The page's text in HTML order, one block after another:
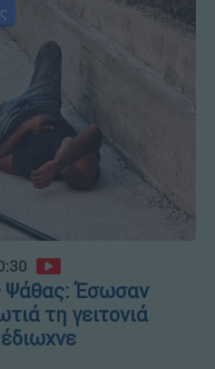
Ψάθας: Έσωσαν
τη γειτονιά